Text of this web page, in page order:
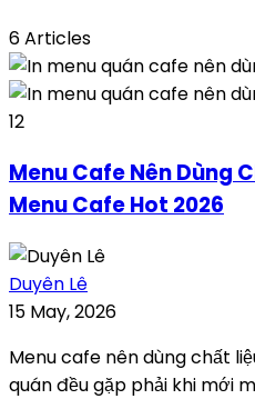
6 Articles
12
Menu Cafe Nên Dùng
Menu Cafe Hot 2026
Duyên Lê
15 May, 2026
Menu cafe nên dùng chất
quán đều gặp phải khi mới